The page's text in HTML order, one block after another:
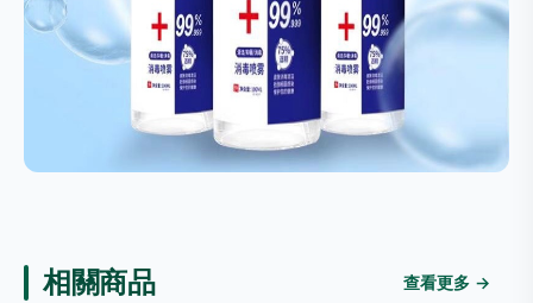
相關商品 查看更多 →